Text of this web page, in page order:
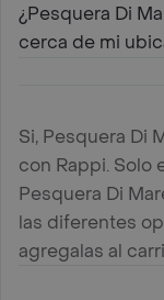
¿Pesquera Di
cerca de mi
Si, Pesquera Di
con Rappi. Solo
Pesquera Di
las diferentes
agregalas al